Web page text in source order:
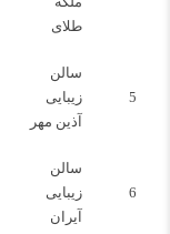
طلای
5
سالن
زیبایی
آذین مهر
6
سالن
زیبایی
آیران